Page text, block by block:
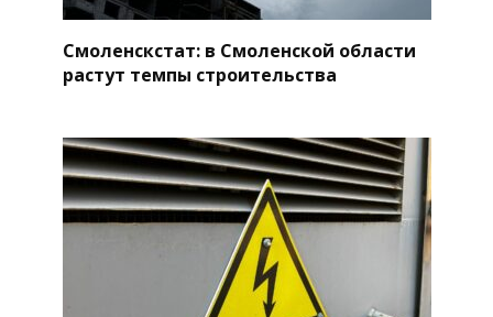
Смоленскстат: в Смоленской области
растут темпы строительства